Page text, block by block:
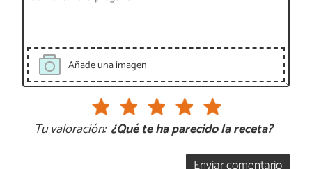
Añade una imagen
Tu valoración: ¿Qué te ha parecido la receta?